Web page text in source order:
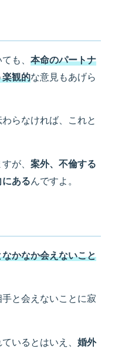
も、 本命のパートナ
楽観的な意見もあげら
らなければ、これと
が、 案外、不倫する
あるんですよ。
かなか会えないこと
と会えないことに寂
いるとはいえ、 婚外